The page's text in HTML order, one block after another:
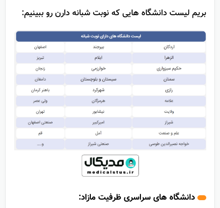
خدمت ندارن.
بریم لیست دانشگاه هایی که نوبت شبانه دارن رو ببینیم: